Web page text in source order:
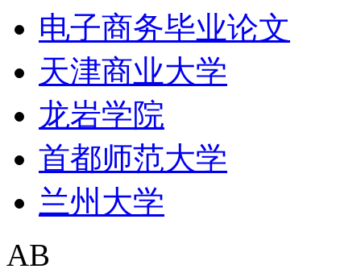
电子商务毕业论文
天津商业大学
龙岩学院
首都师范大学
兰州大学
AB